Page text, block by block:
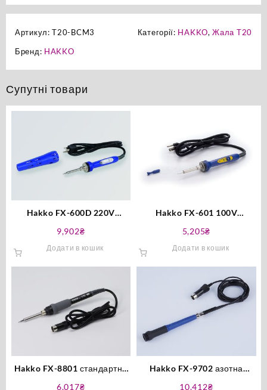
Артикул:T20-BCM3 Категорії: HAKKO,Жала T20
Бренд: HAKKO
Супутні товари
Hakko FX-600D 220V
оригінал
9,902₴
Додати в кошик
Hakko FX-601 100V
потужності оригінал
5,205₴
Додати в кошик
Hakko FX-8801 стандартна
6,017₴
Hakko FX-9702 азотна
10,412₴